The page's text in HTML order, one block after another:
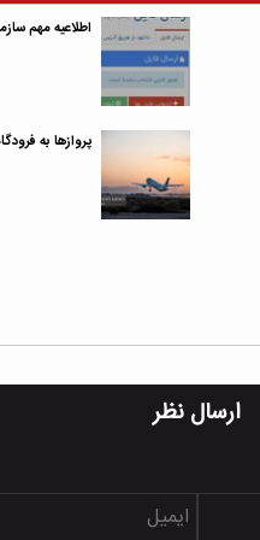
اطلاعیه مهم
پروازها به
ارسال نظر